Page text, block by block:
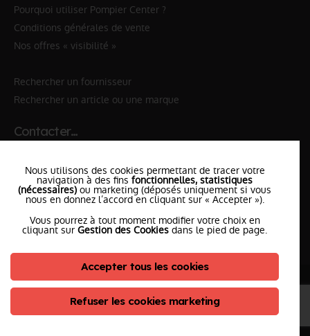
Pourquoi utiliser Pompier Center ?
Conditions générales de vente
Nos offres « visibilité »
Rechercher un fournisseur
Rechercher un article ou une marque
Contacter…
✆ 18№National Sapeurs-Pompiers
le SDISle plus proche
l'équipePompierCenter
©2026 Pompier Center • Mentions Légales •
Protection de vos données • Plan du Site
ClicConnect & Digicalys
Nous utilisons des cookies permettant de tracer votre
navigation à des fins fonctionnelles, statistiques
(nécessaires) ou marketing (déposés uniquement si vous
nous en donnez l’accord en cliquant sur « Accepter »).
Vous pourrez à tout moment modifier votre choix en
cliquant sur Gestion des Cookies dans le pied de page.
Accepter tous les cookies
Refuser les cookies marketing